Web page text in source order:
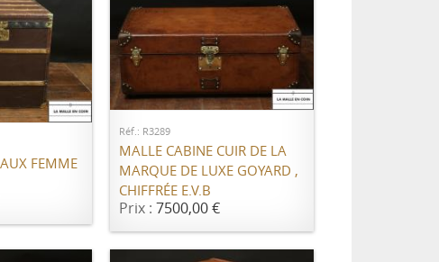
FEMME
AJOUTER AU PANIER
Réf.: R3289
MALLE CABINE CUIR DE LA
MARQUE DE LUXE GOYARD ,
CHIFFRÉE E.V.B
Prix :7500,00 €